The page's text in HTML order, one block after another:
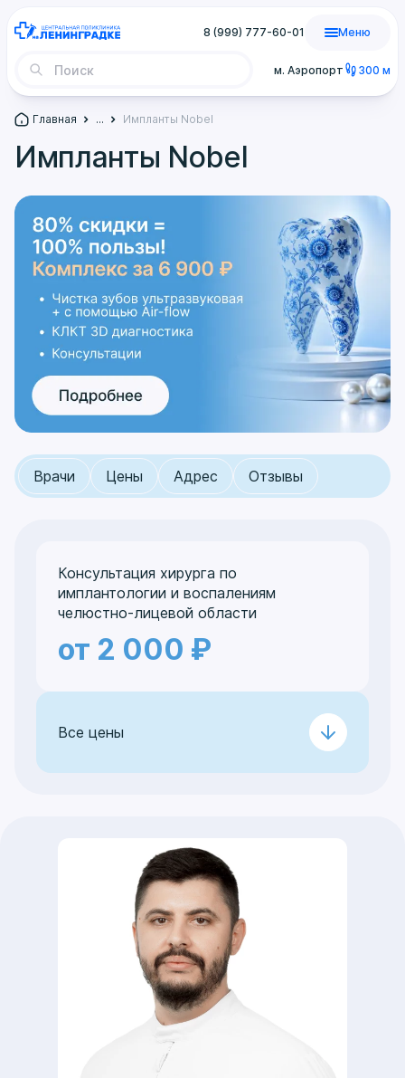
м. Аэропорт 300 м
8 (999) 777-60-01 Меню
Главная ... Импланты Nobel
Импланты Nobel
Врачи Цены Адрес Отзывы
Консультация хирурга по
имплантологии и воспалениям
челюстно-лицевой области
от 2 000 ₽
Все цены